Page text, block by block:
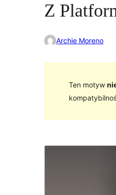
Z
Archie Moreno
Ten motyw